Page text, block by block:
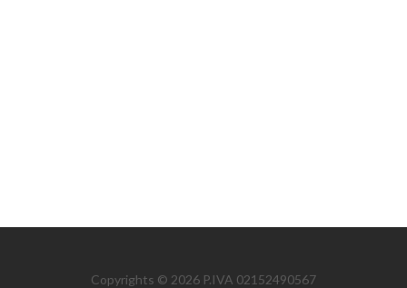
Copyrights © 2026 P.IVA 02152490567